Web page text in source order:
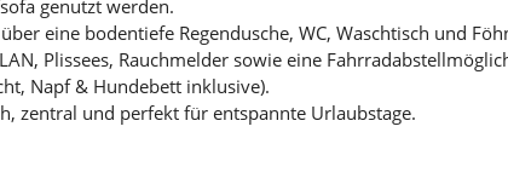
genutzt werden.
eine bodentiefe Regendusche, WC, Waschtisch und
Plissees, Rauchmelder sowie eine
Napf & Hundebett inklusive).
zentral und perfekt für entspannte Urlaubstage.